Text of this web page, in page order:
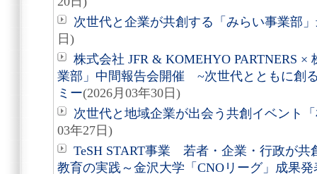
次世代と企業が共創する「みらい事業部
日)
株式会社 JFR & KOMEHYO PARTNERS
業部」中間報告会開催 ~次世代とともに創
ミー(2026月03年30日)
次世代と地域企業が出会う共創イベント
03年27日)
TeSH START事業 若者・企業・行政が共
教育の実践～金沢大学「CNOリーグ」成果